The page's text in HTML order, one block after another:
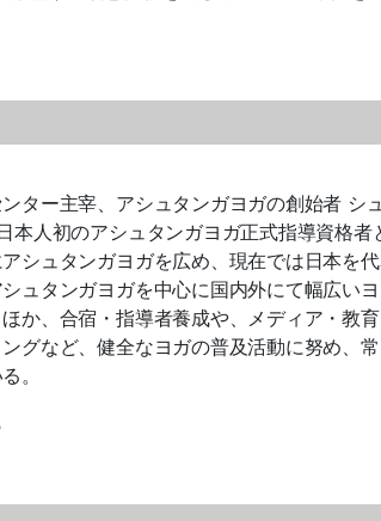
ター主宰、アシュタンガヨガの創始者 シ
本人初のアシュタンガヨガ正式指導資格者
シュタンガヨガを広め、現在では日本を
ュタンガヨガを中心に国内外にて幅広い
か、合宿・指導者養成や、メディア・教
グなど、健全なヨガの普及活動に努め、
。